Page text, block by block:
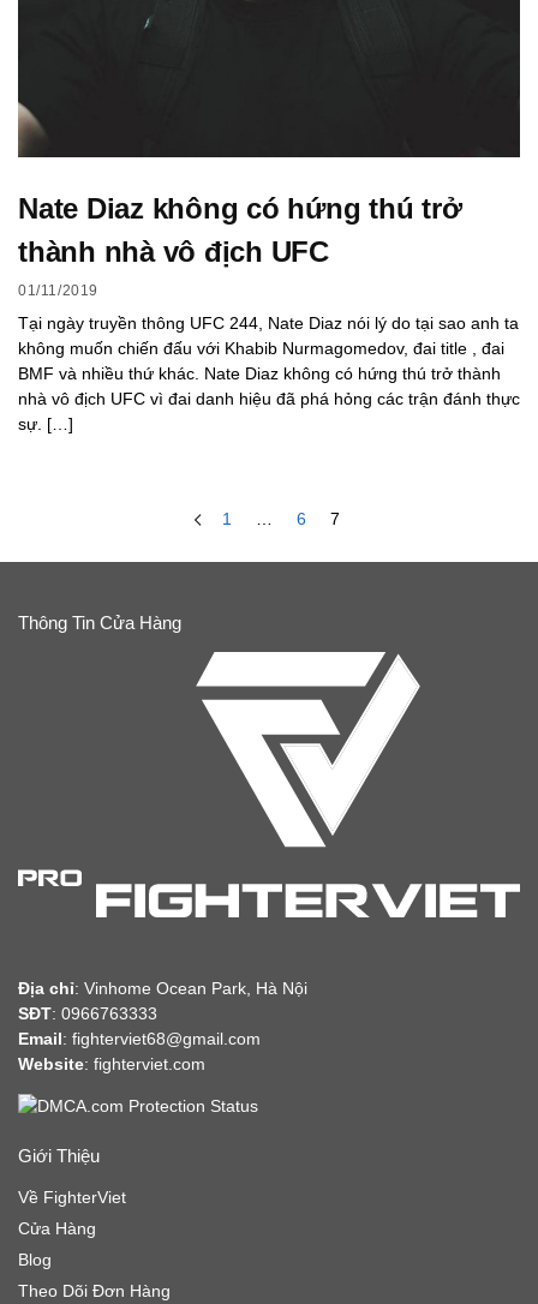
Nate Diaz không có hứng thú trở
thành nhà vô địch UFC
01/11/2019
Tại ngày truyền thông UFC 244, Nate Diaz nói lý do tại sao anh ta
không muốn chiến đấu với Khabib Nurmagomedov, đai title , đai
BMF và nhiều thứ khác. Nate Diaz không có hứng thú trở thành
nhà vô địch UFC vì đai danh hiệu đã phá hỏng các trận đánh thực
sự. […]
1 … 6 7
Thông Tin Cửa Hàng
Địa chỉ: Vinhome Ocean Park, Hà Nội
SĐT: 0966763333
Email: fighterviet68@gmail.com
Website: fighterviet.com
Giới Thiệu
Về FighterViet
Cửa Hàng
Blog
Theo Dõi Đơn Hàng